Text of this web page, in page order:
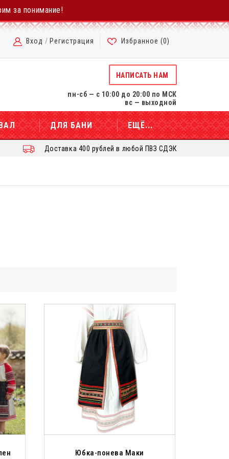
за понимание!
Вход / Регистрация Избранное (0)
НАПИСАТЬ НАМ
пн-сб — с 10:00 до 20:00 по МСК
вс — выходной
ДЛЯ БАНИ ЕЩЁ...
Доставка 400 рублей в любой ПВЗ СДЭК
Юбка-понева Маки